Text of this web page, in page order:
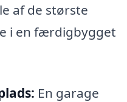
af de største
i en færdigbygget
En garage